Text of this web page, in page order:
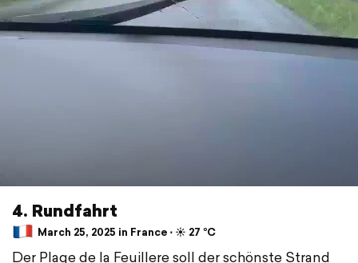
4. Rundfahrt
March 25, 2025 in France ⋅ ☀️ 27 °C
Der Plage de la Feuillere soll der schönste Strand